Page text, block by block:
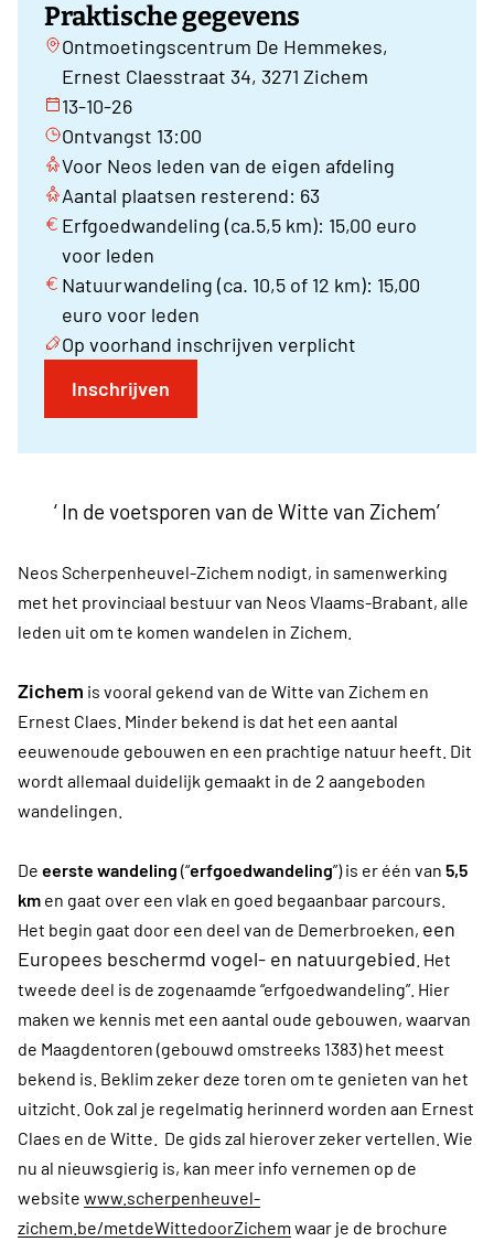
Praktische gegevens
Ontmoetingscentrum De Hemmekes,
Ernest Claesstraat 34, 3271 Zichem
13-10-26
Ontvangst 13:00
Voor Neos leden van de eigen afdeling
Aantal plaatsen resterend: 63
Erfgoedwandeling (ca.5,5 km): 15,00 euro
voor leden
Natuurwandeling (ca. 10,5 of 12 km): 15,00
euro voor leden
Op voorhand inschrijven verplicht
Inschrijven
‘ In de voetsporen van de Witte van Zichem’
Neos Scherpenheuvel-Zichem nodigt, in samenwerking
met het provinciaal bestuur van Neos Vlaams-Brabant, alle
leden uit om te komen wandelen in Zichem.
Zichem is vooral gekend van de Witte van Zichem en
Ernest Claes. Minder bekend is dat het een aantal
eeuwenoude gebouwen en een prachtige natuur heeft. Dit
wordt allemaal duidelijk gemaakt in de 2 aangeboden
wandelingen.
De eerste wandeling (“erfgoedwandeling”) is er één van 5,5
km en gaat over een vlak en goed begaanbaar parcours.
Het begin gaat door een deel van de Demerbroeken, een
Europees beschermd vogel- en natuurgebied . Het
tweede deel is de zogenaamde “erfgoedwandeling”. Hier
maken we kennis met een aantal oude gebouwen, waarvan
de Maagdentoren (gebouwd omstreeks 1383) het meest
bekend is. Beklim zeker deze toren om te genieten van het
uitzicht. Ook zal je regelmatig herinnerd worden aan Ernest
Claes en de Witte. De gids zal hierover zeker vertellen. Wie
nu al nieuwsgierig is, kan meer info vernemen op de
website www.scherpenheuvel-
zichem.be/metdeWittedoorZichem waar je de brochure